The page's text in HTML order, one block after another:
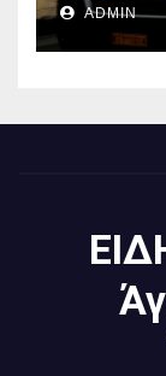
ADMIN